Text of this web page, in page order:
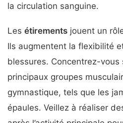
la circulation sanguine.
Les étirements jouent un
Ils augmentent la flexibilité
blessures. Concentrez-
principaux groupes
gymnastique, tels que les
épaules. Veillez à réaliser